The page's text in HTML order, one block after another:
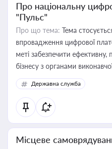
Про національну
"Пульс"
Про що тема: Тема
впровадження цифрової
меті забезпечити ефективну,
бізнесу з органами
Державна служба
Місцеве